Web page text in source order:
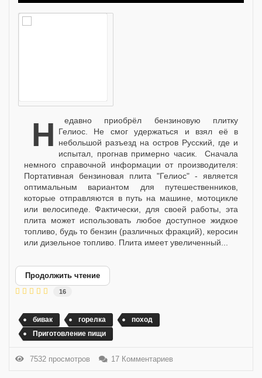
Недавно приобрёл бензиновую плитку
Гелиос. Не смог удержаться и взял её в
небольшой разъезд на остров Русский, где и
испытал, прогнав примерно часик. Сначала
немного справочной информации от производителя:
Портативная бензиновая плита "Гелиос" - является
оптимальным вариантом для путешественников,
которые отправляются в путь на машине, мотоцикле
или велосипеде. Фактически, для своей работы, эта
плита может использовать любое доступное жидкое
топливо, будь то бензин (различных фракций), керосин
или дизельное топливо. Плита имеет увеличенный...
Продолжить чтение
16
бивак горелка
поход
Приготовление пищи
7532 просмотров 17 Комментариев